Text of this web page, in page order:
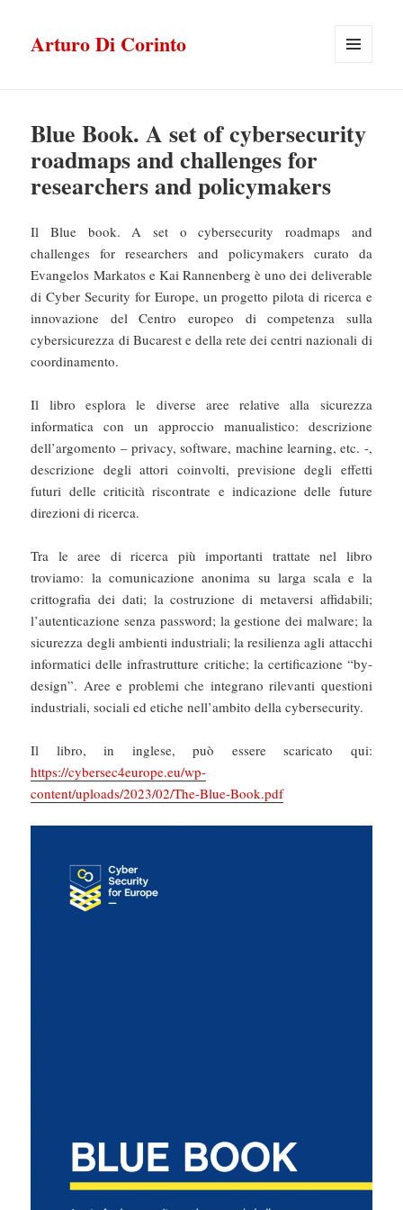
Arturo Di Corinto
Blue Book. A set of cybersecurity
roadmaps and challenges for
researchers and policymakers
Il Blue book. A set o cybersecurity roadmaps and
challenges for researchers and policymakers curato da
Evangelos Markatos e Kai Rannenberg è uno dei deliverable
di Cyber Security for Europe, un progetto pilota di ricerca e
innovazione del Centro europeo di competenza sulla
cybersicurezza di Bucarest e della rete dei centri nazionali di
coordinamento.
Il libro esplora le diverse aree relative alla sicurezza
informatica con un approccio manualistico: descrizione
dell’argomento – privacy, software, machine learning, etc. -,
descrizione degli attori coinvolti, previsione degli effetti
futuri delle criticità riscontrate e indicazione delle future
direzioni di ricerca.
Tra le aree di ricerca più importanti trattate nel libro
troviamo: la comunicazione anonima su larga scala e la
crittografia dei dati; la costruzione di metaversi affidabili;
l’autenticazione senza password; la gestione dei malware; la
sicurezza degli ambienti industriali; la resilienza agli attacchi
informatici delle infrastrutture critiche; la certificazione “by-
design”. Aree e problemi che integrano rilevanti questioni
industriali, sociali ed etiche nell’ambito della cybersecurity.
Il libro, in inglese, può essere scaricato qui:
https://cybersec4europe.eu/wp-
content/uploads/2023/02/The-Blue-Book.pdf